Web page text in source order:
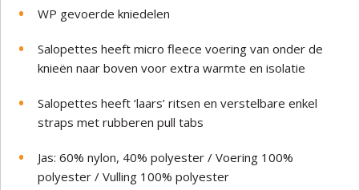
WP gevoerde kniedelen
Salopettes heeft micro fleece voering van onder de
knieën naar boven voor extra warmte en isolatie
Salopettes heeft ‘laars’ ritsen en verstelbare enkel
straps met rubberen pull tabs
Jas: 60% nylon, 40% polyester / Voering 100%
polyester / Vulling 100% polyester